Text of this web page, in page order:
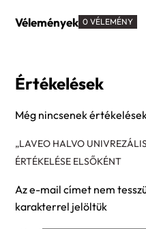
Vélemények 0 VÉLEMÉNY
Értékelések
Még nincsenek
„LAVEO HALVO
ÉRTÉKELÉSE ELSŐKÉNT
Az e-mail címet nem
karakterrel jelöltük